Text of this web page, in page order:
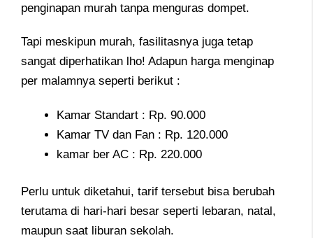
penginapan murah tanpa menguras dompet.
Tapi meskipun murah, fasilitasnya juga tetap
sangat diperhatikan lho! Adapun harga menginap
per malamnya seperti berikut :
Kamar Standart : Rp. 90.000
Kamar TV dan Fan : Rp. 120.000
kamar ber AC : Rp. 220.000
Perlu untuk diketahui, tarif tersebut bisa berubah
terutama di hari-hari besar seperti lebaran, natal,
maupun saat liburan sekolah.